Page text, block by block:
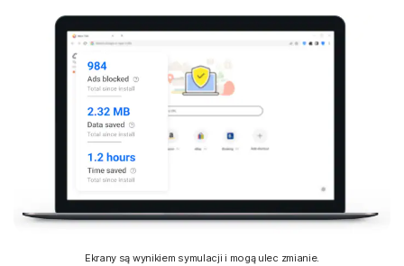
Ekrany są wynikiem symulacji i mogą ulec zmianie.